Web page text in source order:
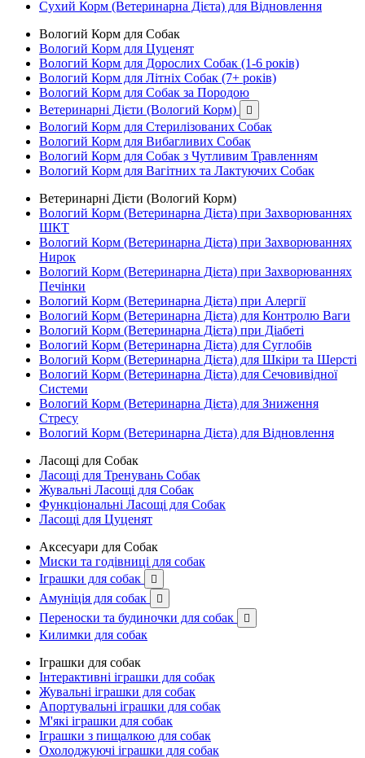
Сухий Корм (Ветеринарна Дієта) для Відновлення
Вологий Корм для Собак
Вологий Корм для Цуценят
Вологий Корм для Дорослих Собак (1-6 років)
Вологий Корм для Літніх Собак (7+ років)
Вологий Корм для Собак за Породою
Ветеринарні Дієти (Вологий Корм)

Вологий Корм для Стерилізованих Собак
Вологий Корм для Вибагливих Собак
Вологий Корм для Собак з Чутливим Травленням
Вологий Корм для Вагітних та Лактуючих Собак
Ветеринарні Дієти (Вологий Корм)
Вологий Корм (Ветеринарна Дієта) при Захворюваннях
ШКТ
Вологий Корм (Ветеринарна Дієта) при Захворюваннях
Нирок
Вологий Корм (Ветеринарна Дієта) при Захворюваннях
Печінки
Вологий Корм (Ветеринарна Дієта) при Алергії
Вологий Корм (Ветеринарна Дієта) для Контролю Ваги
Вологий Корм (Ветеринарна Дієта) при Діабеті
Вологий Корм (Ветеринарна Дієта) для Суглобів
Вологий Корм (Ветеринарна Дієта) для Шкіри та Шерсті
Вологий Корм (Ветеринарна Дієта) для Сечовивідної
Системи
Вологий Корм (Ветеринарна Дієта) для Зниження
Стресу
Вологий Корм (Ветеринарна Дієта) для Відновлення
Ласощі для Собак
Ласощі для Тренувань Собак
Жувальні Ласощі для Собак
Функціональні Ласощі для Собак
Ласощі для Цуценят
Аксесуари для Собак
Миски та годівниці для собак
Іграшки для собак

Амуніція для собак 
Переноски та будиночки для собак 
Килимки для собак
Іграшки для собак
Інтерактивні іграшки для собак
Жувальні іграшки для собак
Апортувальні іграшки для собак
М'які іграшки для собак
Іграшки з пищалкою для собак
Охолоджуючі іграшки для собак